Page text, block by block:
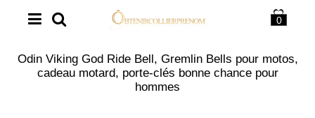
0
Odin Viking God Ride Bell, Gremlin Bells pour motos,
cadeau motard, porte-clés bonne chance pour
hommes